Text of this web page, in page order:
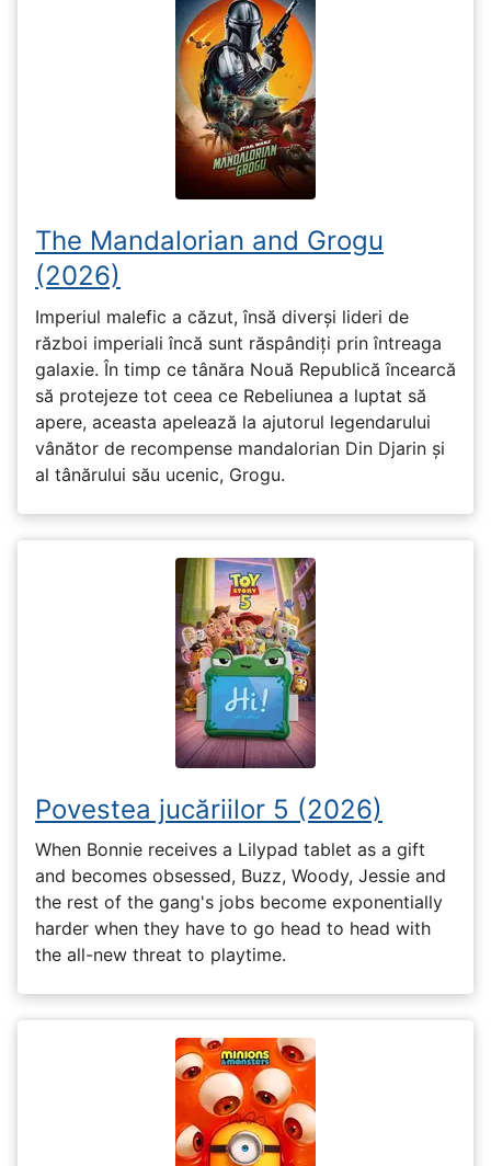
The Mandalorian and Grogu
(2026)
Imperiul malefic a căzut, însă diverși lideri de
război imperiali încă sunt răspândiți prin întreaga
galaxie. În timp ce tânăra Nouă Republică încearcă
să protejeze tot ceea ce Rebeliunea a luptat să
apere, aceasta apelează la ajutorul legendarului
vânător de recompense mandalorian Din Djarin și
al tânărului său ucenic, Grogu.
Povestea jucăriilor 5 (2026)
When Bonnie receives a Lilypad tablet as a gift
and becomes obsessed, Buzz, Woody, Jessie and
the rest of the gang's jobs become exponentially
harder when they have to go head to head with
the all-new threat to playtime.